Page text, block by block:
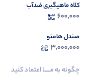
کلاه ماهیگیری ضدآب
600,000
صندل هامتو
3,000,000
چگونه به مــــــا اعتماد کنید